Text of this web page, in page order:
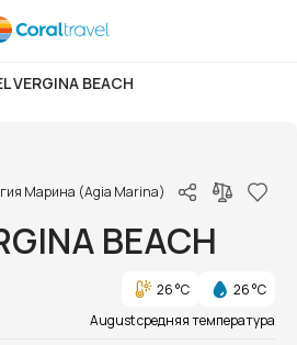
VERGINA BEACH
Марина (Agia Marina)
BEACH
26 °C
26 °C
August средняя температура